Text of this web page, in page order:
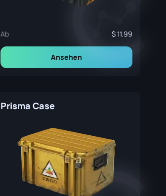
Ab 11.99
Ansehen
Prisma Case